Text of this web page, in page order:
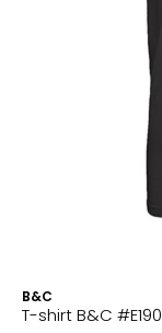
B&C
T-shirt B&C #E190